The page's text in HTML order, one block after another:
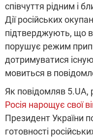
співчуття рідним і
Дії російських
підтверджують, що
порушує режим
дотримуватися
мовиться в
Як повідомляв
Росія нарощує свої
Президент України
готовності